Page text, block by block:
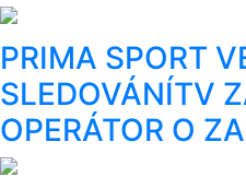
PRIMA SPORT
SLEDOVÁNÍTV
OPERÁTOR O